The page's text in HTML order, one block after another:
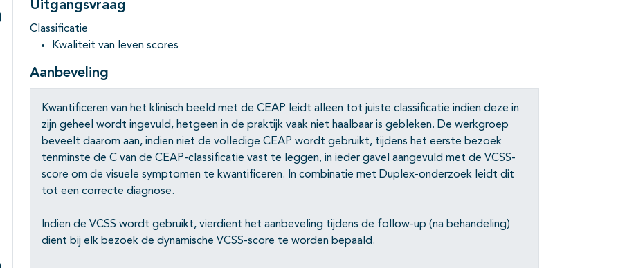
Alles openklappen
Uitgangsvraag
Classificatie
Kwaliteit van leven scores
Aanbeveling
Kwantificeren van het klinisch beeld met de CEAP leidt alleen tot juiste classificatie indien deze in
zijn geheel wordt ingevuld, hetgeen in de praktijk vaak niet haalbaar is gebleken. De werkgroep
beveelt daarom aan, indien niet de volledige CEAP wordt gebruikt, tijdens het eerste bezoek
tenminste de C van de CEAP-classificatie vast te leggen, in ieder gavel aangevuld met de VCSS-
score om de visuele symptomen te kwantificeren. In combinatie met Duplex-onderzoek leidt dit
tot een correcte diagnose.
Indien de VCSS wordt gebruikt, vierdient het aanbeveling tijdens de follow-up (na behandeling)
dient bij elk bezoek de dynamische VCSS-score te worden bepaald.